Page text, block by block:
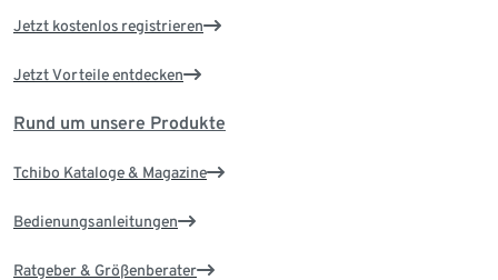
Jetzt kostenlos registrieren
Jetzt Vorteile entdecken
Rund um unsere Produkte
Tchibo Kataloge & Magazine
Bedienungsanleitungen
Ratgeber & Größenberater